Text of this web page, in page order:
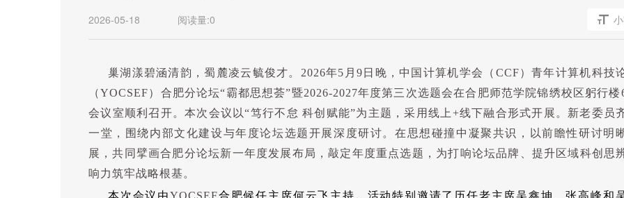
2026-05-18 阅读量:0
巢湖漾碧涵清韵，蜀麓凌云毓俊才。 2026年5 月 9 日晚，中国计算机学会（ CCF）青年计算机科技
（YOCSEF）合肥分论坛“霸都思想荟”暨2026-2027年度第三次选题会在合肥师范学院锦绣校区躬行楼
会议室顺利召开。本次会议以“笃行不怠 科创赋能”为主题，采用线上 +线下融合形式开展。新老委员
一堂，围绕内部文化建设与年度论坛选题开展深度研讨。在思想碰撞中凝聚共识，以前瞻性研讨明
展，共同擘画合肥分论坛新一年度发展布局，敲定年度重点选题，为打响论坛品牌、提升区域科创思
响力筑牢战略根基。
本次会议由YOCSEF合肥候任主席何云飞主持。活动特别邀请了历任老主席吴鑫坤、张高峰和
2026-05-14
论坛 【活动名称】参加总部
坛：养虾者说 【时间地点】
2026/3/15，北京 【参与人员